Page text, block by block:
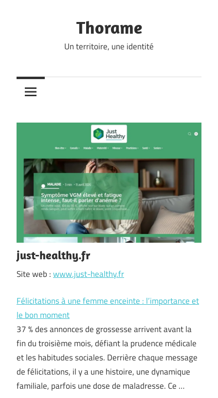
Thorame
Un territoire, une identité
just-healthy.fr
Site web :www.just-healthy.fr
Félicitations à une femme enceinte : l’importance et
le bon moment
37 % des annonces de grossesse arrivent avant la
fin du troisième mois, défiant la prudence médicale
et les habitudes sociales. Derrière chaque message
de félicitations, il y a une histoire, une dynamique
familiale, parfois une dose de maladresse. Ce …